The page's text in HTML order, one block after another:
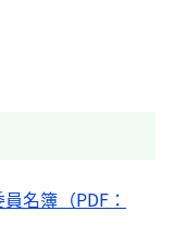
名簿（PDF：